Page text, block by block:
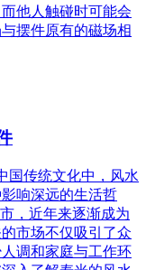
他人触碰时可能会
摆件原有的磁场相
国传统文化中，风水
响深远的生活哲
，近年来逐渐成为
市场不仅吸引了众
调和家庭与工作环